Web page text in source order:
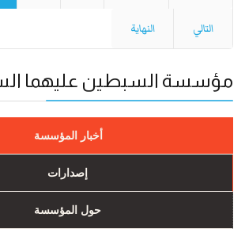
التالي النهاية
مؤسسة السبطين عليهما
أخبار المؤسسة
إصدارات
حول المؤسسة